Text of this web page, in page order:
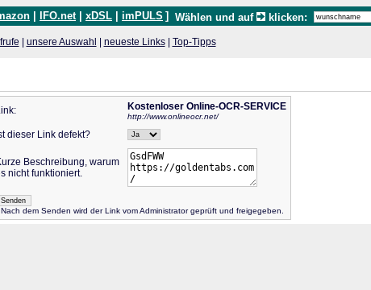
IFO.net xDSL imPULS ] Wählen und auf klicken:
unsere Auswahl neueste Links| Top-Tipps
Kostenloser Online-OCR-SERVICE
http://www.onlineocr.net/
dieser Link defekt?
Beschreibung, warum
nicht funktioniert.
dem Senden wird der Link vom Administrator geprüft und freigegeben.